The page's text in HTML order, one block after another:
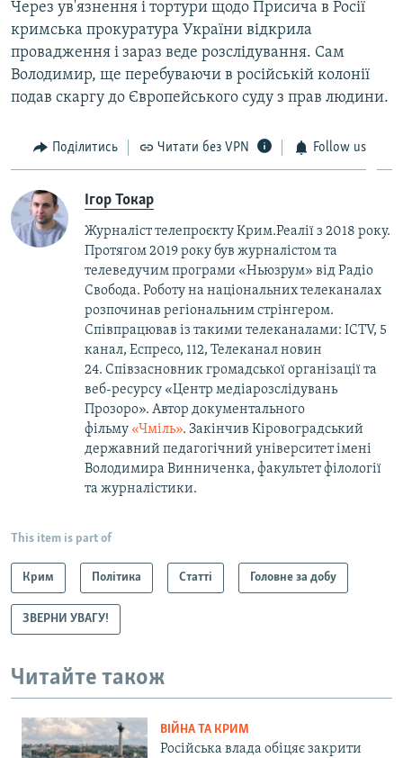
Через ув'язнення і тортури щодо Присича в Росії
кримська прокуратура України відкрила
провадження і зараз веде розслідування. Сам
Володимир, ще перебуваючи в російській колонії
подав скаргу до Європейського суду з прав людини.
Поділитись Читати без VPN Follow us
Ігор Токар
Журналіст телепроєкту Крим.Реалії з 2018 року.
Протягом 2019 року був журналістом та
телеведучим програми «Ньюзрум» від Радіо
Свобода. Роботу на національних телеканалах
розпочинав регіональним стрінгером.
Співпрацював із такими телеканалами: ICTV, 5
канал, Еспресо, 112, Телеканал новин
24. Співзасновник громадської організації та
веб-ресурсу «Центр медіарозслідувань
Прозоро». Автор документального
фільму «Чміль». Закінчив Кіровоградський
державний педагогічний університет імені
Володимира Винниченка, факультет філології
та журналістики.
This item is part of
Крим Політика Статті Головне за добу
ЗВЕРНИ УВАГУ!
Читайте також
ВІЙНА ТА КРИМ
Російська влада обіцяє закрити